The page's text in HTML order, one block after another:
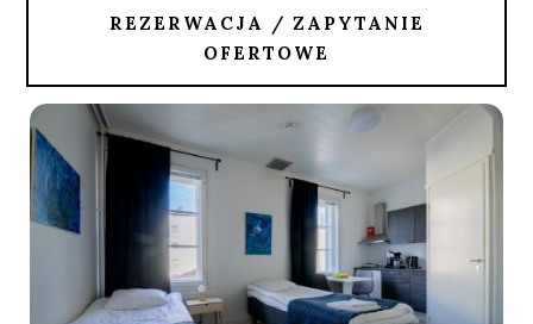
REZERWACJA / ZAPYTANIE
OFERTOWE